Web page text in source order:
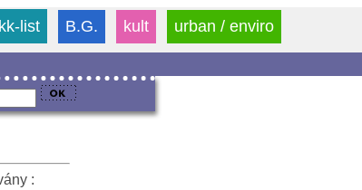
list B.G. kult urban / enviro
: